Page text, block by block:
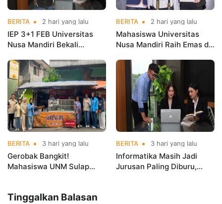
BERITA 2 hari yang lalu
IEP 3+1 FEB Universitas
Nusa Mandiri Bekali
Kerja Sebelum Lulus
BERITA 2 hari yang lalu
Mahasiswa Universitas
Nusa Mandiri Raih Emas di
Indonesia Open
Championships 2026
BERITA 3 hari yang lalu
Gerobak Bangkit!
Mahasiswa UNM Sulap
BERITA 3 hari yang lalu
Informatika Masih Jadi
Jurusan Paling Diburu,
Tinggalkan Balasan